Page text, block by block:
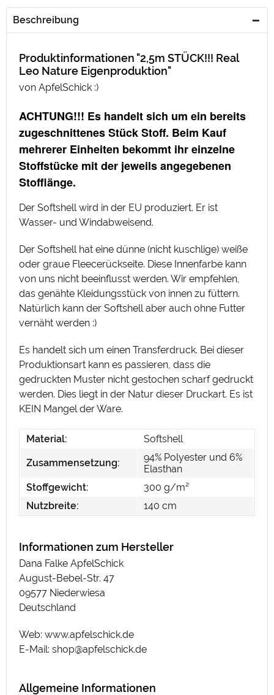
Beschreibung
Produktinformationen "2,5m STÜCK!!! Real
Leo Nature Eigenproduktion"
von ApfelSchick :)
ACHTUNG!!! Es handelt sich um ein bereits
zugeschnittenes Stück Stoff. Beim Kauf
mehrerer Einheiten bekommt ihr einzelne
Stoffstücke mit der jeweils angegebenen
Stofflänge.
Der Softshell wird in der EU produziert. Er ist
Wasser- und Windabweisend.
Der Softshell hat eine dünne (nicht kuschlige) weiße
oder graue Fleecerückseite. Diese Innenfarbe kann
von uns nicht beeinflusst werden. Wir empfehlen,
das genähte Kleidungsstück von innen zu füttern.
Natürlich kann der Softshell aber auch ohne Futter
vernäht werden :)
Es handelt sich um einen Transferdruck. Bei dieser
Produktionsart kann es passieren, dass die
gedruckten Muster nicht gestochen scharf gedruckt
werden. Dies liegt in der Natur dieser Druckart. Es ist
KEIN Mangel der Ware.
Material: Softshell
Zusammensetzung:
94% Polyester und 6%
Elasthan
Stoffgewicht:
300 g/m²
Nutzbreite:
140 cm
Informationen zum Hersteller
Dana Falke ApfelSchick
August-Bebel-Str. 47
09577 Niederwiesa
Deutschland
Web: www.apfelschick.de
E-Mail: shop@apfelschick.de
Allgemeine Informationen